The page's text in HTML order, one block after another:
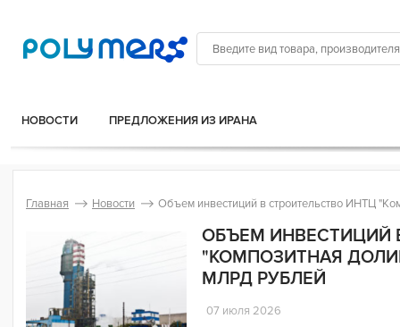
НОВОСТИ ПРЕДЛОЖЕНИЯ ИЗ ИРАНА
Главная Новости Объем инвестиций в строительство ИНТЦ
ОБЪЕМ ИНВЕСТИЦИЙ
"КОМПОЗИТНАЯ
МЛРД РУБЛЕЙ
07 июля 2026